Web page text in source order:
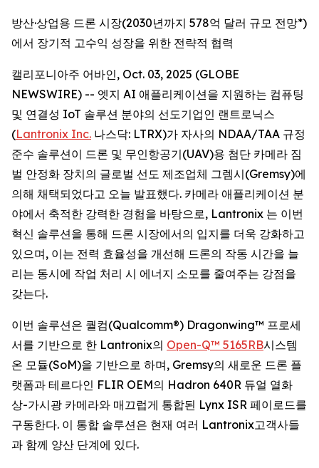
방산·상업용 드론 시장(2030년까지 578억 달러 규모 전망*)
에서 장기적 고수익 성장을 위한 전략적 협력
캘리포니아주 어바인, Oct. 03, 2025 (GLOBE
NEWSWIRE) -- 엣지 AI 애플리케이션을 지원하는 컴퓨팅
및 연결성 IoT 솔루션 분야의 선도기업인 랜트로닉스
(Lantronix Inc. 나스닥: LTRX)가 자사의 NDAA/TAA 규정
준수 솔루션이 드론 및 무인항공기(UAV)용 첨단 카메라 짐
벌 안정화 장치의 글로벌 선도 제조업체 그렘시(Gremsy)에
의해 채택되었다고 오늘 발표했다. 카메라 애플리케이션 분
야에서 축적한 강력한 경험을 바탕으로, Lantronix 는 이번
혁신 솔루션을 통해 드론 시장에서의 입지를 더욱 강화하고
있으며, 이는 전력 효율성을 개선해 드론의 작동 시간을 늘
리는 동시에 작업 처리 시 에너지 소모를 줄여주는 강점을
갖는다.
이번 솔루션은 퀄컴(Qualcomm®) Dragonwing™ 프로세
서를 기반으로 한 Lantronix의 Open-Q™ 5165RB시스템
온 모듈(SoM)을 기반으로 하며, Gremsy의 새로운 드론 플
랫폼과 테르다인 FLIR OEM의 Hadron 640R 듀얼 열화
상-가시광 카메라와 매끄럽게 통합된 Lynx ISR 페이로드를
구동한다. 이 통합 솔루션은 현재 여러 Lantronix고객사들
과 함께 양산 단계에 있다.